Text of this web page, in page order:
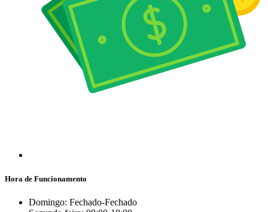
Hora de Funcionamento
Domingo: Fechado-Fechado